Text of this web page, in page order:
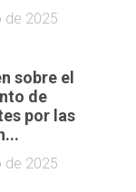
de 2025
sobre el
de
por las
de 2025